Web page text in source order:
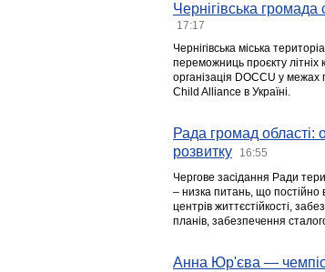
Чернігівська
17:17
Чернігівська міська
переможниць проєкту літніх
організація DOCCU у
Child Alliance в Україні.
Рада громад області:
розвитку
16:55
Чергове засідання Ради
– низка питань, що постійно
центрів життєстійкості,
планів, забезпечення
Анна Юр'єва —